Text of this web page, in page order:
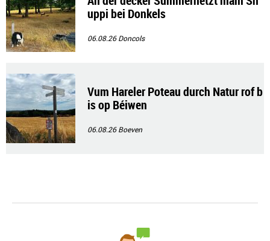
uppi bei Donkels
06.08.26Doncols
Vum Hareler Poteau durch Natur rof b
is op Béiwen
06.08.26Boeven